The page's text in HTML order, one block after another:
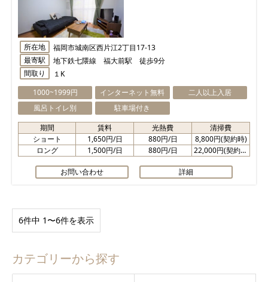
所在地
福岡市城南区西片江2丁目17-13
最寄駅
地下鉄七隈線 福大前駅 徒歩9分
間取り
１K
1000~1999円
インターネット無料
二人以上入居
風呂トイレ別
駐車場付き
期間
賃料 光熱費
清掃費
ショート
1,650円/日 880円/日
8,800円(契約時)
ロング
1,500円/日 880円/日 22,000円(契約時)
お問い合わせ 詳細
6件中 1〜6件を表示
カテゴリーから探す